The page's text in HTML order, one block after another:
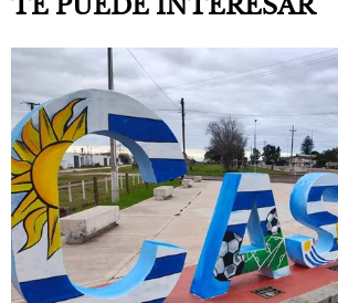
TE PUEDE INTERESAR